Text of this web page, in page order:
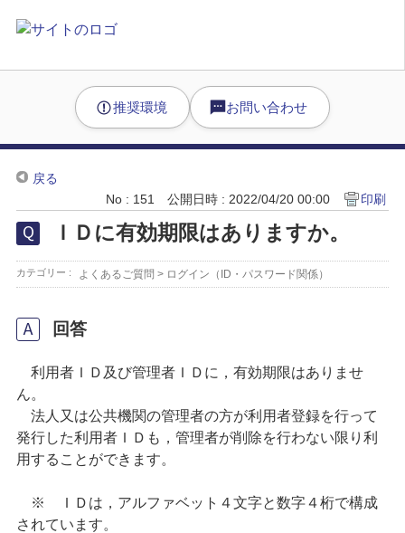
推奨環境 お問い合わせ
戻る
No : 151
公開日時 : 2022/04/20 00:00 印刷
ＩＤに有効期限はありますか。
カテゴリー : よくあるご質問 > ログイン（ID・パスワード関係）
回答
利用者ＩＤ及び管理者ＩＤに，有効期限はありませ
ん。
法人又は公共機関の管理者の方が利用者登録を行って
発行した利用者ＩＤも，管理者が削除を行わない限り利
用することができます。
※ ＩＤは，アルファベット４文字と数字４桁で構成
されています。